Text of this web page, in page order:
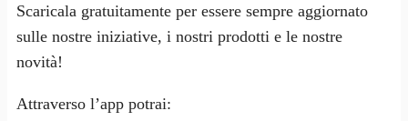
Scaricala gratuitamente per essere sempre aggiornato
sulle nostre iniziative, i nostri prodotti e le nostre
novità!
Attraverso l’app potrai: